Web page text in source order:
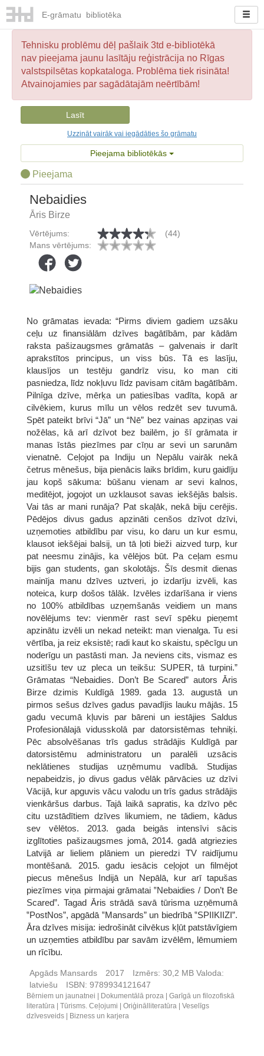
E-grāmatu bibliotēka
Tehnisku problēmu dēļ pašlaik 3td e-bibliotēkā
nav pieejama jaunu lasītāju reģistrācija no Rīgas
valstspilsētas kopkataloga. Problēma tiek risināta!
Atvainojamies par sagādātajām neērtībām!
Lasīt
Uzzināt vairāk vai iegādāties šo grāmatu
Pieejama bibliotēkās
Pieejama
Nebaidies
Āris Birze
Vērtējums:
(44)
Mans vērtējums:
No grāmatas ievada: “Pirms diviem gadiem uzsāku
ceļu uz finansiālām dzīves bagātībām, par kādām
raksta pašizaugsmes grāmatās – galvenais ir darīt
aprakstītos principus, un viss būs. Tā es lasīju,
klausījos un testēju gandrīz visu, ko man citi
pasniedza, līdz nokļuvu līdz pavisam citām bagātībām.
Pilnīga dzīve, mērķa un patiesības vadīta, kopā ar
cilvēkiem, kurus mīlu un vēlos redzēt sev tuvumā.
Spēt pateikt brīvi “Jā” un “Nē” bez vainas apziņas vai
nožēlas, kā arī dzīvot bez bailēm, jo šī grāmata ir
manas īstās piezīmes par cīņu ar sevi un sarunām
vienatnē. Ceļojot pa Indiju un Nepālu vairāk nekā
četrus mēnešus, bija pienācis laiks brīdim, kuru gaidīju
jau kopš sākuma: būšanu vienam ar sevi kalnos,
meditējot, jogojot un uzklausot savas iekšējās balsis.
Vai tās ar mani runāja? Pat skaļāk, nekā biju cerējis.
Pēdējos divus gadus apzināti cenšos dzīvot dzīvi,
uzņemoties atbildību par visu, ko daru un kur esmu,
klausot iekšējai balsij, un tā ļoti bieži aizved turp, kur
pat neesmu zinājis, ka vēlējos būt. Pa ceļam esmu
bijis gan students, gan skolotājs. Šīs desmit dienas
mainīja manu dzīves uztveri, jo izdarīju izvēli, kas
noteica, kurp došos tālāk. Izvēles izdarīšana ir viens
no 100% atbildības uzņemšanās veidiem un mans
novēlējums tev: vienmēr rast sevī spēku pieņemt
apzinātu izvēli un nekad neteikt: man vienalga. Tu esi
vērtība, ja reiz eksistē; radi kaut ko skaistu, spēcīgu un
noderīgu un pastāsti man. Ja neviens cits, vismaz es
uzsitīšu tev uz pleca un teikšu: SUPER, tā turpini.”
Grāmatas “Nebaidies. Don’t Be Scared” autors Āris
Birze dzimis Kuldīgā 1989. gada 13. augustā un
pirmos sešus dzīves gadus pavadījis lauku mājās. 15
gadu vecumā kļuvis par bāreni un iestājies Saldus
Profesionālajā vidusskolā par datorsistēmas tehniķi.
Pēc absolvēšanas trīs gadus strādājis Kuldīgā par
datorsistēmu administratoru un paralēli uzsācis
neklātienes studijas uzņēmumu vadībā. Studijas
nepabeidzis, jo divus gadus vēlāk pārvācies uz dzīvi
Vācijā, kur apguvis vācu valodu un trīs gadus strādājis
vienkāršus darbus. Tajā laikā sapratis, ka dzīvo pēc
citu uzstādītiem dzīves likumiem, ne tādiem, kādus
sev vēlētos. 2013. gada beigās intensīvi sācis
izglītoties pašizaugsmes jomā, 2014. gadā atgriezies
Latvijā ar lieliem plāniem un pieredzi TV raidījumu
montēšanā. 2015. gadu iesācis ceļojot un filmējot
piecus mēnešus Indijā un Nepālā, kur arī tapušas
piezīmes viņa pirmajai grāmatai ‟Nebaidies / Don’t Be
Scared”. Tagad Āris strādā savā tūrisma uzņēmumā
‟PostNos”, apgādā ‟Mansards” un biedrībā ‟SPIIKIIZI”.
Āra dzīves misija: iedrošināt cilvēkus kļūt patstāvīgiem
un uzņemties atbildību par savām izvēlēm, lēmumiem
un rīcību.
Apgāds Mansards 2017 Izmērs: 30,2 MB Valoda:
latviešu
ISBN: 9789934121647
Bērniem un jaunatnei Dokumentālā proza
Garīgā un filozofiskā
literatūra
Tūrisms. Ceļojumi Oriģinālliteratūra
Veselīgs
dzīvesveids
Bizness un karjera